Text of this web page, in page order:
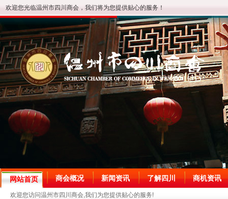
欢迎您光临温州市四川商会，我们将为您提供贴心的服务！
网站首页
欢迎您访问温州市四川商会,我们为您提供贴心的服务!
商会概况 新闻资讯 了解四川 商机资讯